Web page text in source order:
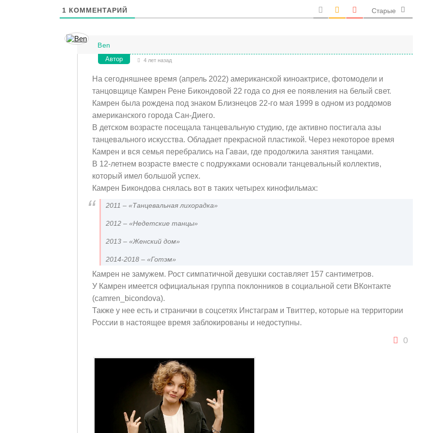
1 КОММЕНТАРИЙ Старые
Ben
Автор 4 лет назад
На сегодняшнее время (апрель 2022) американской киноактрисе, фотомодели и
танцовщице Камрен Рене Бикондовой 22 года со дня ее появления на белый свет.
Камрен была рождена под знаком Близнецов 22-го мая 1999 в одном из роддомов
американского города Сан-Диего.
В детском возрасте посещала танцевальную студию, где активно постигала азы
танцевального искусства. Обладает прекрасной пластикой. Через некоторое время
Камрен и вся семья перебрались на Гаваи, где продолжила занятия танцами.
В 12-летнем возрасте вместе с подружками основали танцевальный коллектив,
который имел большой успех.
Камрен Бикондова снялась вот в таких четырех кинофильмах:
2011 – «Танцевальная лихорадка»
2012 – «Недетские танцы»
2013 – «Женский дом»
2014-2018 – «Готэм»
Камрен не замужем. Рост симпатичной девушки составляет 157 сантиметров.
У Камрен имеется официальная группа поклонников в социальной сети ВКонтакте
(camren_bicondova).
Также у нее есть и странички в соцсетях Инстаграм и Твиттер, которые на территории
России в настоящее время заблокированы и недоступны.
0